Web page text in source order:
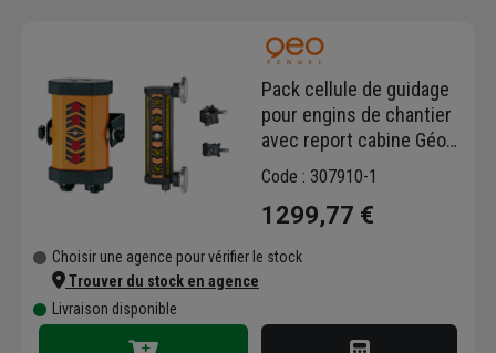
Pack cellule de guidage
pour engins de chantier
avec report cabine Géo
Fennel - pour laser
faisceau rouge et vert
Code : 307910-1
1299,77 €
Choisir une agence pour vérifier le stock
Trouver du stock en agence
Livraison disponible